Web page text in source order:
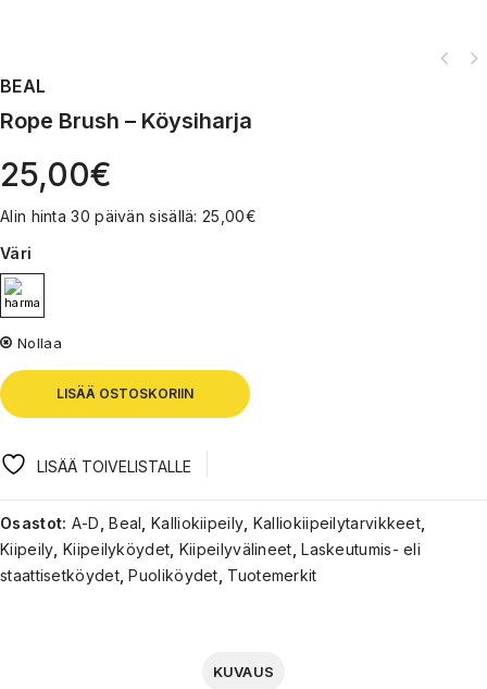
BEAL
Rope Brush – Köysiharja
25,00€
Alin hinta 30 päivän sisällä:25,00€
Väri
Nollaa
LISÄÄ OSTOSKORIIN
LISÄÄ TOIVELISTALLE
Osastot: A-D, Beal , Kalliokiipeily, Kalliokiipeilytarvikkeet,
Kiipeily, Kiipeilyköydet, Kiipeilyvälineet, Laskeutumis- eli
staattisetköydet, Puoliköydet, Tuotemerkit
KUVAUS